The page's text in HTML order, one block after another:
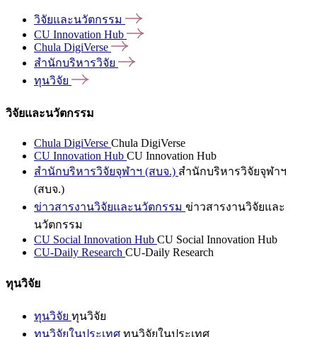
วิจัยและนวัตกรรม
CU Innovation Hub
Chula DigiVerse
สำนักบริหารวิจัย
ทุนวิจัย
วิจัยและนวัตกรรม
Chula DigiVerse Chula DigiVerse
CU Innovation Hub CU Innovation Hub
สำนักบริหารวิจัยจุฬาฯ (สบจ.) สำนักบริหารวิจัยจุฬาฯ
(สบจ.)
ข่าวสารงานวิจัยและนวัตกรรม ข่าวสารงานวิจัยและ
นวัตกรรม
CU Social Innovation Hub CU Social Innovation Hub
CU-Daily Research CU-Daily Research
ทุนวิจัย
ทุนวิจัย ทุนวิจัย
ทุนวิจัยในประเทศ ทุนวิจัยในประเทศ